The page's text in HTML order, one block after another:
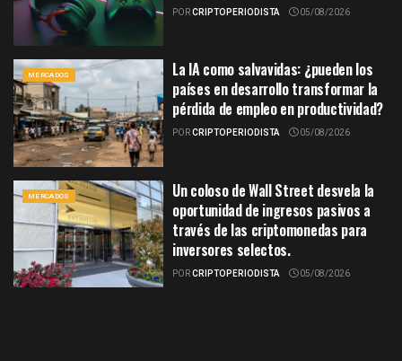
PORCRIPTOPERIODISTA 05/08/2026
MERCADOS
La IA como salvavidas: ¿pueden los
países en desarrollo transformar la
pérdida de empleo en productividad?
PORCRIPTOPERIODISTA 05/08/2026
MERCADOS
Un coloso de Wall Street desvela la
oportunidad de ingresos pasivos a
través de las criptomonedas para
inversores selectos.
PORCRIPTOPERIODISTA 05/08/2026